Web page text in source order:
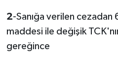
2-Sanığa verilen cezadan
maddesi ile değişik
gereğince